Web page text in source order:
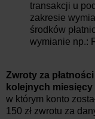
transakcji u
zakresie
środków
wymianie np.:
Zwroty za
kolejnych
w którym konto
150 zł zwrotu za